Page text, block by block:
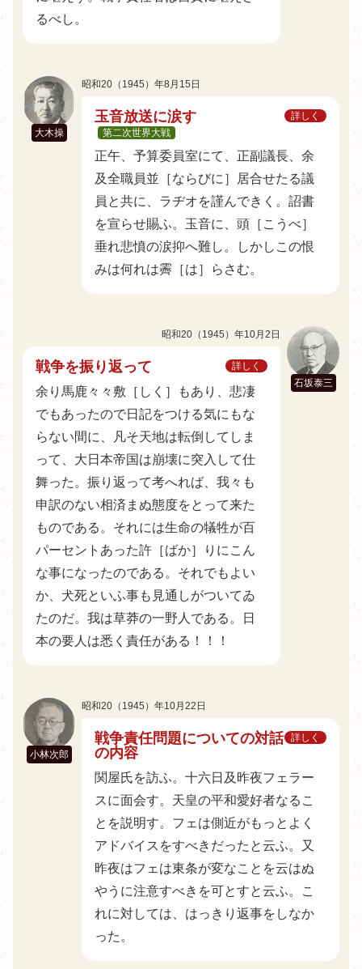
るべし。
大木操
昭和20（1945）年8月15日
玉音放送に涙す
第二次世界大戦
詳しく
正午、予算委員室にて、正副議長、余
及全職員並［ならびに］居合せたる議
員と共に、ラヂオを謹んできく。詔書
を宣らせ賜ふ。玉音に、頭［こうべ］
垂れ悲憤の涙抑へ難し。しかしこの恨
みは何れは霽［は］らさむ。
石坂泰三
昭和20（1945）年10月2日
戦争を振り返って 詳しく
余り馬鹿々々敷［しく］もあり、悲凄
でもあったので日記をつける気にもな
らない間に、凡そ天地は転倒してしま
って、大日本帝国は崩壊に突入して仕
舞った。振り返って考へれば、我々も
申訳のない相済まぬ態度をとって来た
ものである。それには生命の犠牲が百
パーセントあった許［ばか］りにこん
な事になったのである。それでもよい
か、犬死といふ事も見通しがついてゐ
たのだ。我は草莽の一野人である。日
本の要人は悉く責任がある！！！
小林次郎
昭和20（1945）年10月22日
戦争責任問題についての対話
の内容
詳しく
関屋氏を訪ふ。十六日及昨夜フェラー
スに面会す。天皇の平和愛好者なるこ
とを説明す。フェは側近がもっとよく
アドバイスをすべきだったと云ふ。又
昨夜はフェは東条が変なことを云はぬ
やうに注意すべきを可とすと云ふ。こ
れに対しては、はっきり返事をしなか
った。